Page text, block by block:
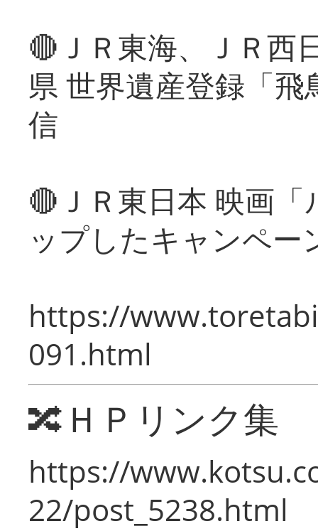
🔴ＪＲ東海、ＪＲ西
県 世界遺産登録「
信
🔴ＪＲ東日本 映画
ップしたキャンペー
https://
091.html
🔀ＨＰリンク集
https://
22/post_5238.html